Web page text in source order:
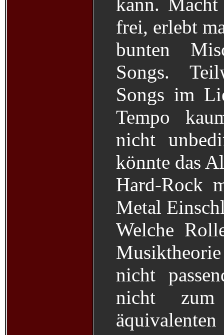
frei, erlebt
bunten
Songs.
Songs im
Tempo
nicht
könnte das
Hard-Rock
Metal
Welche
nicht
nicht zum